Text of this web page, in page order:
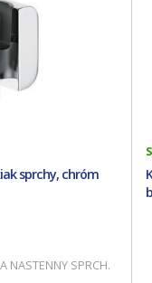
sprchy, chróm
NASTENNY SPRCH.